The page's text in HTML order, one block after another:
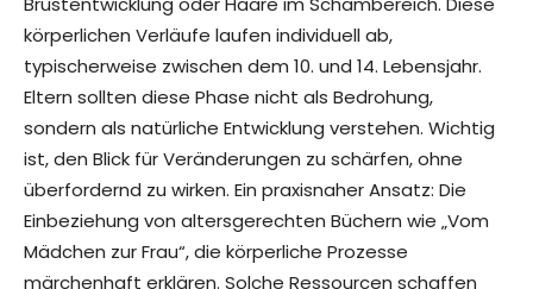
körperlichen Verläufe laufen individuell ab,
typischerweise zwischen dem 10. und 14. Lebensjahr.
Eltern sollten diese Phase nicht als Bedrohung,
sondern als natürliche Entwicklung verstehen. Wichtig
ist, den Blick für Veränderungen zu schärfen, ohne
überfordernd zu wirken. Ein praxisnaher Ansatz: Die
Einbeziehung von altersgerechten Büchern wie „Vom
Mädchen zur Frau“, die körperliche Prozesse
märchenhaft erklären. Solche Ressourcen schaffen